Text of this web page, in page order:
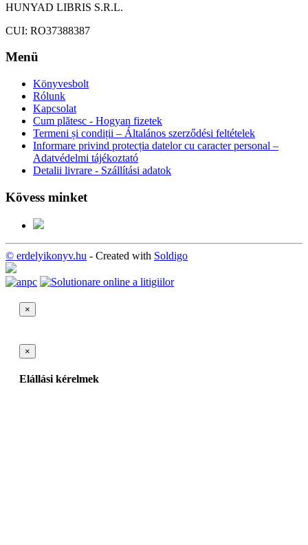
HUNYAD LIBRIS S.R.L.
CUI: RO37388387
Menü
Könyvesbolt
Rólunk
Kapcsolat
Cum plătesc - Hogyan fizetek
Termeni și condiții – Általános szerződési feltételek
Informare privind protecția datelor cu caracter personal –
Adatvédelmi tájékoztató
Detalii livrare - Szállítási adatok
Kövess minket
© erdelyikonyv.hu - Created with Soldigo
×
×
Elállási kérelmek